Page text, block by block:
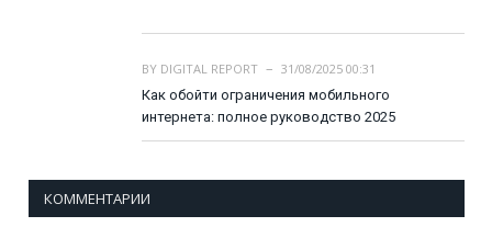
BY DIGITAL REPORT
31/08/2025 00:31
Как обойти ограничения мобильного
интернета: полное руководство 2025
КОММЕНТАРИИ